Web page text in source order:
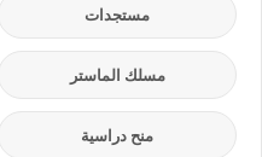
مستجدات
مسلك الماستر
منح دراسية